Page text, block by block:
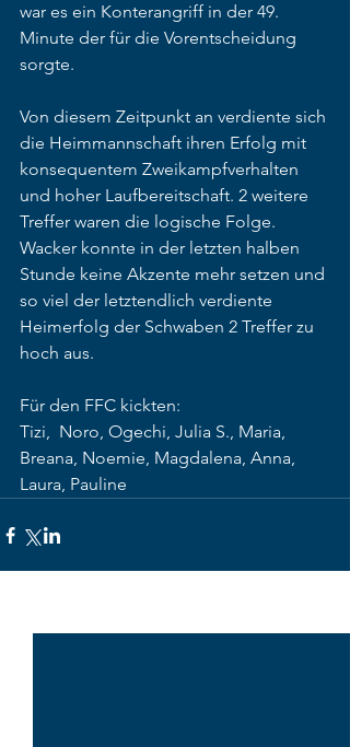
war es ein Konterangriff in der 49.
Minute der für die Vorentscheidung
sorgte.
Von diesem Zeitpunkt an verdiente sich
die Heimmannschaft ihren Erfolg mit
konsequentem Zweikampfverhalten
und hoher Laufbereitschaft. 2 weitere
Treffer waren die logische Folge.
Wacker konnte in der letzten halben
Stunde keine Akzente mehr setzen und
so viel der letztendlich verdiente
Heimerfolg der Schwaben 2 Treffer zu
hoch aus.
Für den FFC kickten:
Tizi,  Noro, Ogechi, Julia S., Maria,
Breana, Noemie, Magdalena, Anna,
Laura, Pauline